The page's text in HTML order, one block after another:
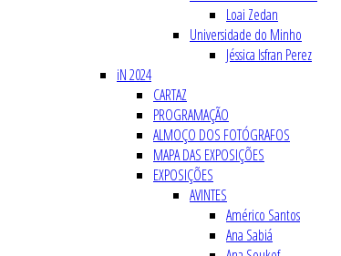
Loai Zedan
Universidade do Minho
Jéssica Isfran Perez
iN 2024
CARTAZ
PROGRAMAÇÃO
ALMOÇO DOS FOTÓGRAFOS
MAPA DAS EXPOSIÇÕES
EXPOSIÇÕES
AVINTES
Américo Santos
Ana Sabiá